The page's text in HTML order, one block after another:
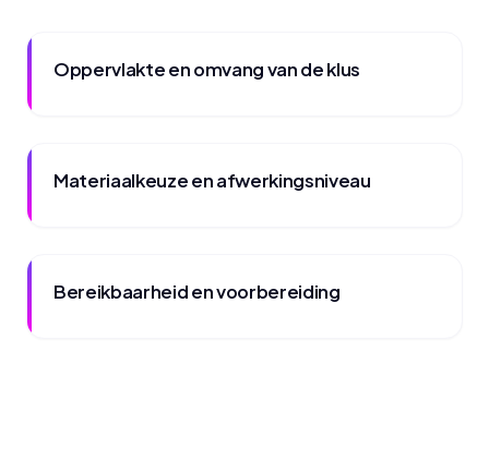
Oppervlakte en omvang van de klus
Materiaalkeuze en afwerkingsniveau
Bereikbaarheid en voorbereiding